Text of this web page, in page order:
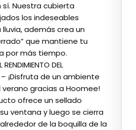
Nuestra cubierta
los indeseables
además crea un
que mantiene tu
por más tiempo.
RENDIMIENTO DEL
– ¡Disfruta de un ambiente
gracias a Hoomee!
ofrece un sellado
ventana y luego se cierra
de la boquilla de la